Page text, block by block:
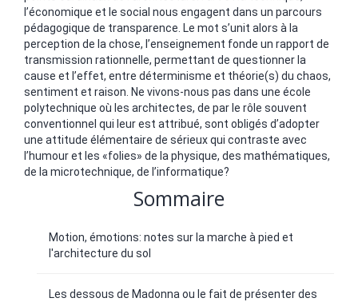
l’économique et le social nous engagent dans un parcours
pédagogique de transparence. Le mot s’unit alors à la
perception de la chose, l’enseignement fonde un rapport de
transmission rationnelle, permettant de questionner la
cause et l’effet, entre déterminisme et théorie(s) du chaos,
sentiment et raison. Ne vivons-nous pas dans une école
polytechnique où les architectes, de par le rôle souvent
conventionnel qui leur est attribué, sont obligés d’adopter
une attitude élémentaire de sérieux qui contraste avec
l’humour et les «folies» de la physique, des mathématiques,
de la microtechnique, de l’informatique?
Sommaire
Motion, émotions: notes sur la marche à pied et
l'architecture du sol
Les dessous de Madonna ou le fait de présenter des